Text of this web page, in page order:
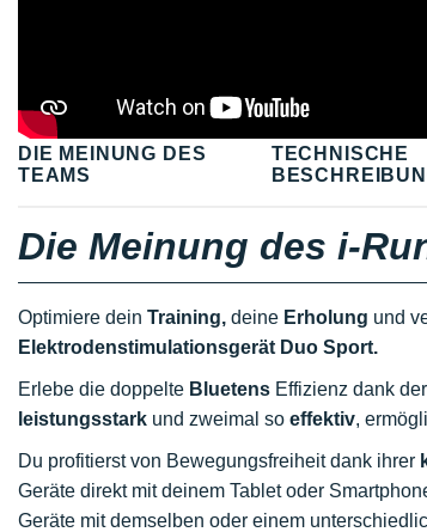
DIE MEINUNG DES
TEAMS
TECHNISCHE
Die Meinung des i-
Optimiere dein Training, deine Erholung und
Elektrodenstimulationsgerät Duo Sport.
Erlebe die doppelte Bluetens Effizienz dank
leistungsstark und zweimal so effektiv,
Du profitierst von Bewegungsfreiheit dank ihrer
Geräte direkt mit deinem Tablet oder
Geräte mit demselben oder einem